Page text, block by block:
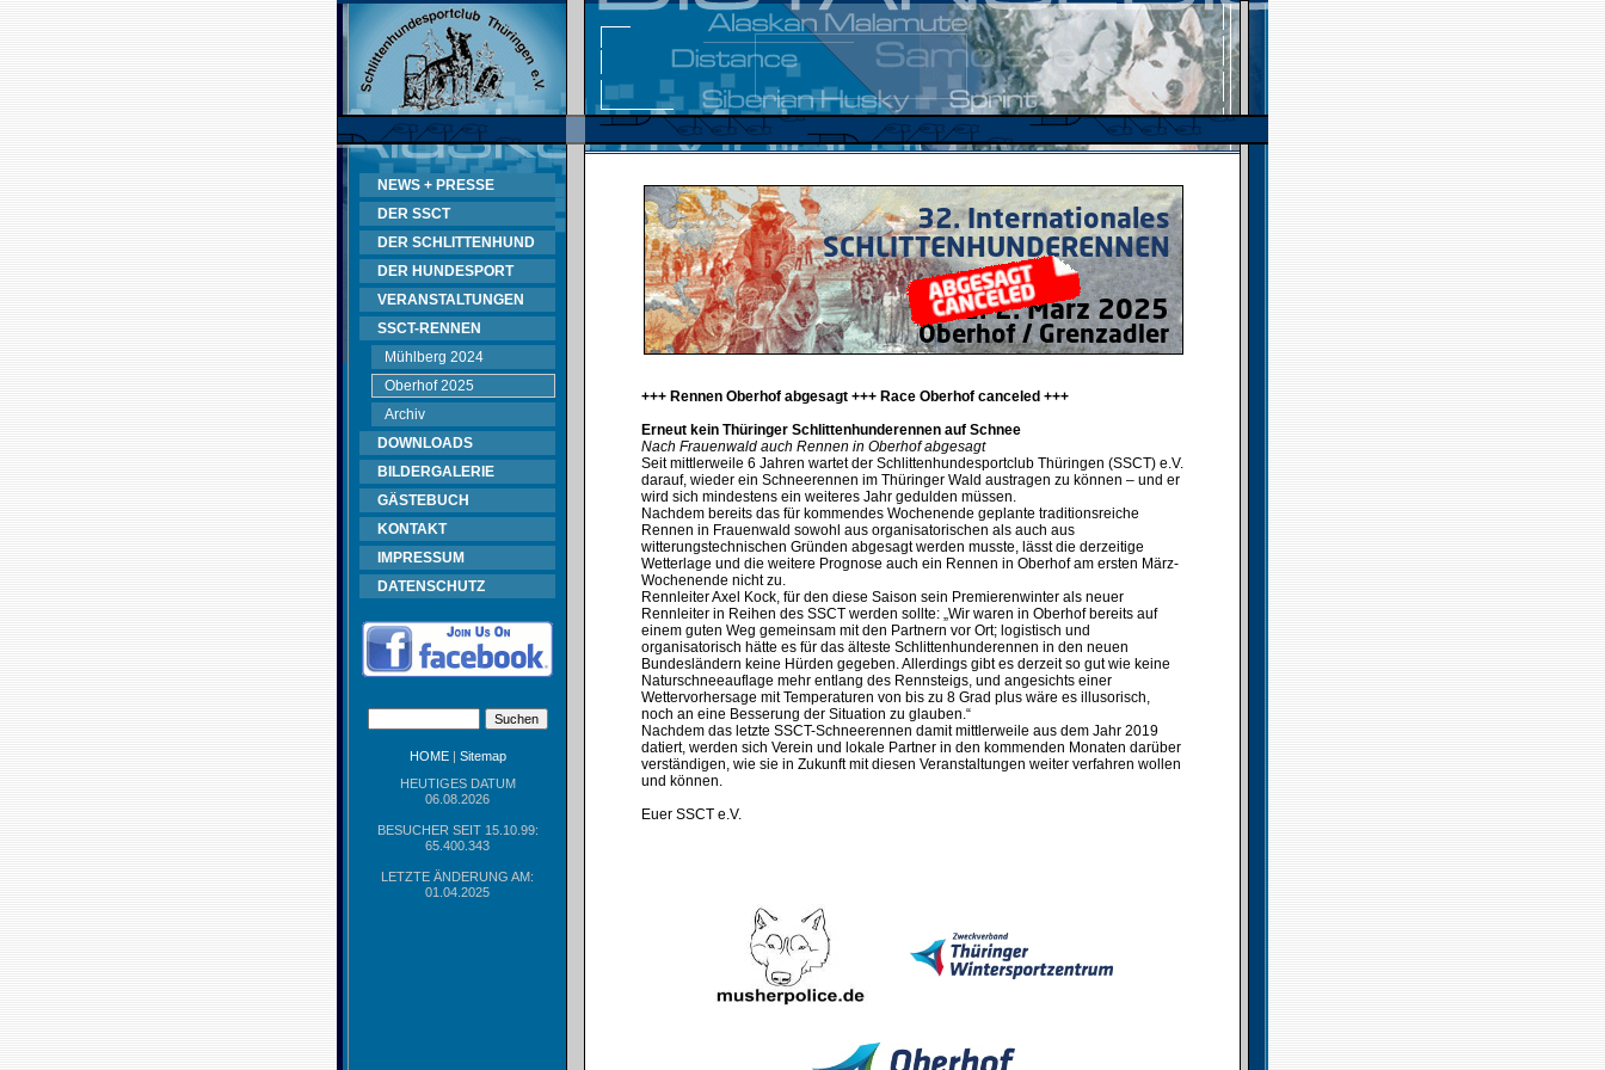
NEWS + PRESSE
DER SSCT
DER SCHLITTENHUND
DER HUNDESPORT
VERANSTALTUNGEN
SSCT-RENNEN
Mühlberg 2024
Oberhof 2025
Archiv
DOWNLOADS
BILDERGALERIE
GÄSTEBUCH
KONTAKT
IMPRESSUM
DATENSCHUTZ
HOME| Sitemap
HEUTIGES DATUM
06.08.2026
BESUCHER SEIT 15.10.99:
65.400.343
LETZTE ÄNDERUNG AM:
01.04.2025
+++ Rennen Oberhof abgesagt +++ Race Oberhof canceled +++
Erneut kein Thüringer Schlittenhunderennen auf Schnee
Nach Frauenwald auch Rennen in Oberhof abgesagt
Seit mittlerweile 6 Jahren wartet der Schlittenhundesportclub Thüringen (SSCT) e.V.
darauf, wieder ein Schneerennen im Thüringer Wald austragen zu können – und er
wird sich mindestens ein weiteres Jahr gedulden müssen.⁣
Nachdem bereits das für kommendes Wochenende geplante traditionsreiche
Rennen in Frauenwald sowohl aus organisatorischen als auch aus
witterungstechnischen Gründen abgesagt werden musste, lässt die derzeitige
Wetterlage und die weitere Prognose auch ein Rennen in Oberhof am ersten März-
Wochenende nicht zu.⁣
Rennleiter Axel Kock, für den diese Saison sein Premierenwinter als neuer
Rennleiter in Reihen des SSCT werden sollte: „Wir waren in Oberhof bereits auf
einem guten Weg gemeinsam mit den Partnern vor Ort; logistisch und
organisatorisch hätte es für das älteste Schlittenhunderennen in den neuen
Bundesländern keine Hürden gegeben. Allerdings gibt es derzeit so gut wie keine
Naturschneeauflage mehr entlang des Rennsteigs, und angesichts einer
Wettervorhersage mit Temperaturen von bis zu 8 Grad plus wäre es illusorisch,
noch an eine Besserung der Situation zu glauben.“⁣
Nachdem das letzte SSCT-Schneerennen damit mittlerweile aus dem Jahr 2019
datiert, werden sich Verein und lokale Partner in den kommenden Monaten darüber
verständigen, wie sie in Zukunft mit diesen Veranstaltungen weiter verfahren wollen
und können.
Euer SSCT e.V.